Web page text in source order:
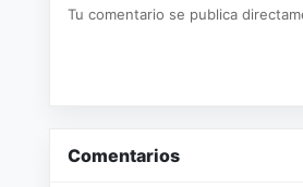
Tu comentario se publica
Comentarios